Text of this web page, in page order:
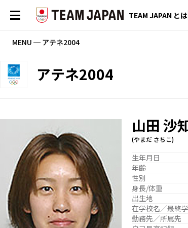
TEAM JAPAN とは
MENU ─ アテネ2004
アテネ2004
山田 沙
(やまだ さちこ)
生年月日
年齢
性別
身長/体重
出生地
在学校名／最終
勤務先／所属先